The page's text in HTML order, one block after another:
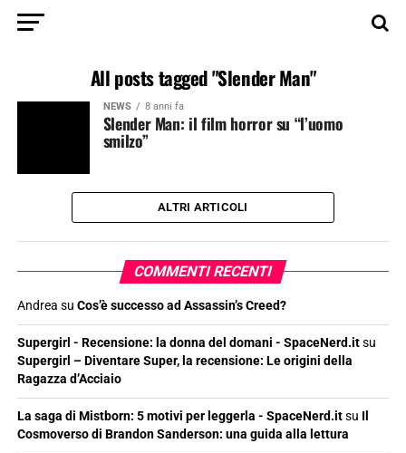
All posts tagged "Slender Man"
NEWS 8 anni fa
Slender Man: il film horror su “l’uomo
smilzo”
ALTRI ARTICOLI
COMMENTI RECENTI
Andrea su Cos’è successo ad Assassin’s Creed?
Supergirl - Recensione: la donna del domani - SpaceNerd.itsu
Supergirl – Diventare Super, la recensione: Le origini della
Ragazza d’Acciaio
La saga di Mistborn: 5 motivi per leggerla - SpaceNerd.itsu Il
Cosmoverso di Brandon Sanderson: una guida alla lettura